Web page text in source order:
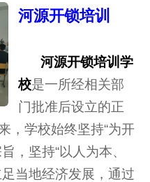
河源开锁培训
河源开锁培训学
校是一所经相关部
门批准后设立的正
，学校始终坚持“为开
，坚持“以人为本、
当地经济发展，通过